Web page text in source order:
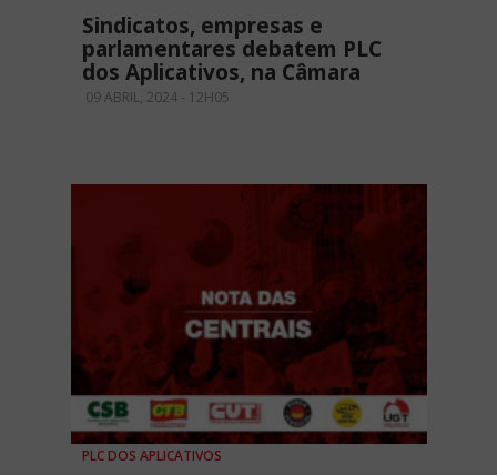
Sindicatos, empresas e
parlamentares debatem PLC
dos Aplicativos, na Câmara
09 ABRIL, 2024 - 12H05
PLC DOS APLICATIVOS